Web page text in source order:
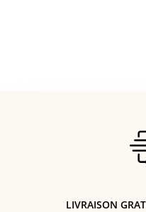
LIVRAISON